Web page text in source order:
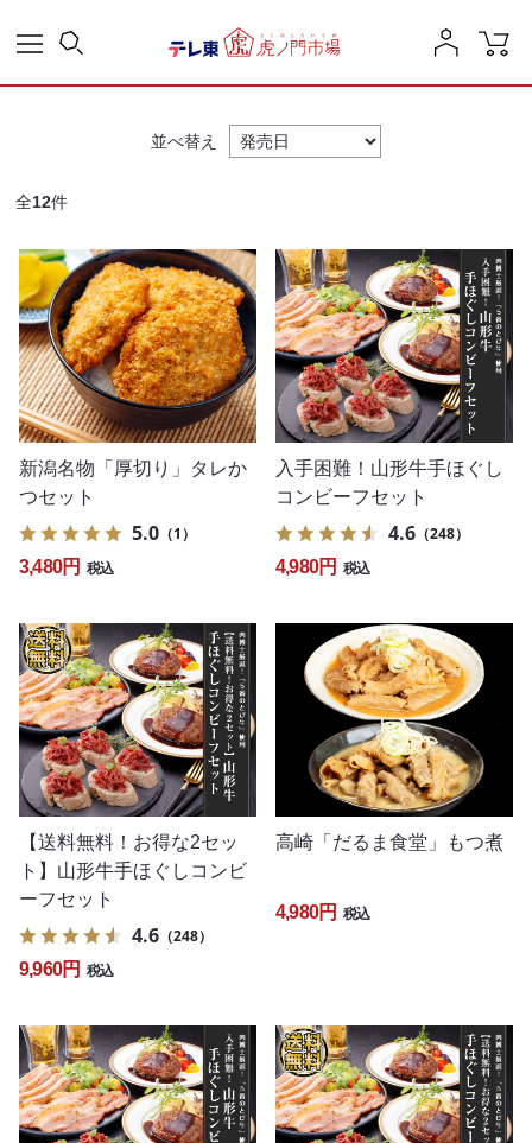
並べ替え
全12件
新潟名物「厚切り」タレか
つセット
5.0 （1）
3,480円 税込
入手困難！山形牛手ほぐし
コンビーフセット
4.6 （248）
4,980円 税込
【送料無料！お得な2セッ
ト】山形牛手ほぐしコンビ
ーフセット
4.6 （248）
9,960円 税込
高崎「だるま食堂」もつ煮
4,980円 税込